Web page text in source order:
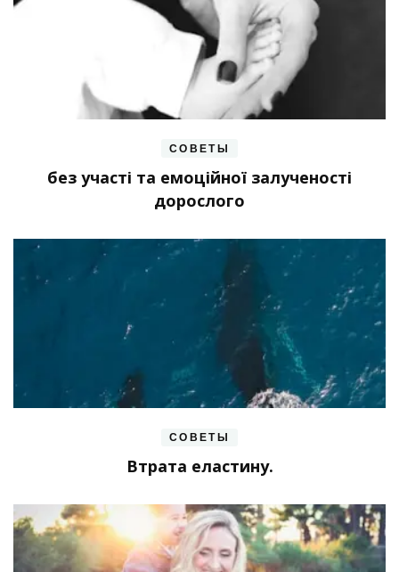
СОВЕТЫ
без участі та емоційної залученості
дорослого
СОВЕТЫ
Втрата еластину.